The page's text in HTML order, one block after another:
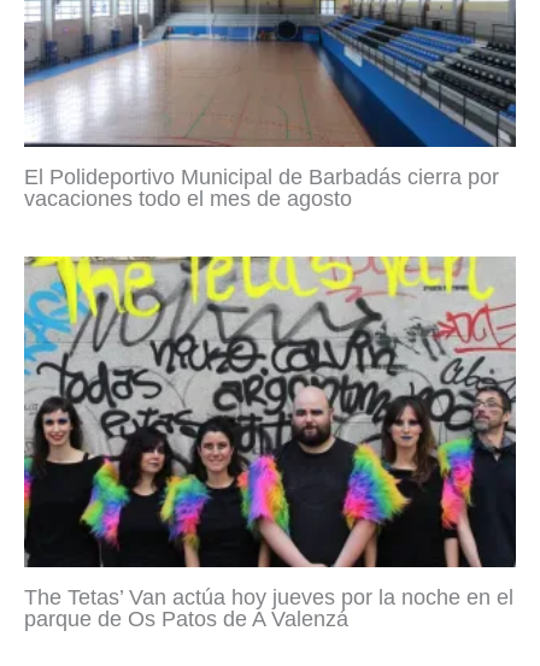
El Polideportivo Municipal de Barbadás cierra por
vacaciones todo el mes de agosto
The Tetas’ Van actúa hoy jueves por la noche en el
parque de Os Patos de A Valenzá